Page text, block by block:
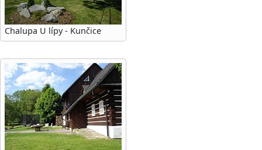
Chalupa U lípy - Kunčice